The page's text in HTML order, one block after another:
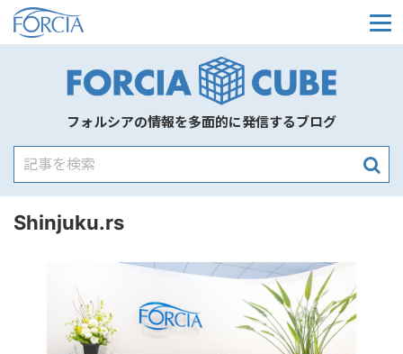
メ
フォルシアの情報を多面的に発信するブログ
Shinjuku.rs